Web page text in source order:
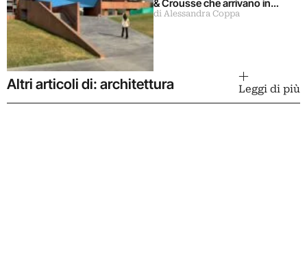
& Crousse che arrivano in
mostra a Milano
di Alessandra Coppa
Altri articoli di: architettura Leggi di più